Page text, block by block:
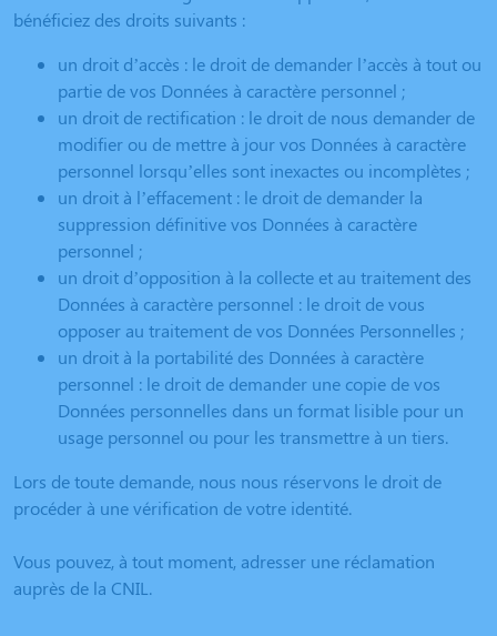
bénéficiez des droits suivants :
un droit d’accès : le droit de demander l’accès à tout ou
partie de vos Données à caractère personnel ;
un droit de rectification : le droit de nous demander de
modifier ou de mettre à jour vos Données à caractère
personnel lorsqu’elles sont inexactes ou incomplètes ;
un droit à l’effacement : le droit de demander la
suppression définitive vos Données à caractère
personnel ;
un droit d’opposition à la collecte et au traitement des
Données à caractère personnel : le droit de vous
opposer au traitement de vos Données Personnelles ;
un droit à la portabilité des Données à caractère
personnel : le droit de demander une copie de vos
Données personnelles dans un format lisible pour un
usage personnel ou pour les transmettre à un tiers.
Lors de toute demande, nous nous réservons le droit de
procéder à une vérification de votre identité.
Vous pouvez, à tout moment, adresser une réclamation
auprès de la CNIL.